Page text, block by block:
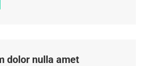
dolor nulla amet